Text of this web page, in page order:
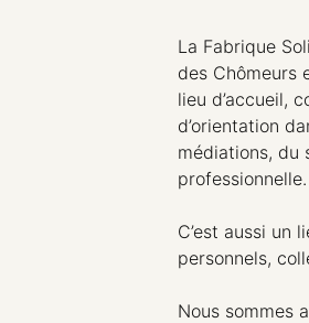
La Fabrique
des Chômeurs
lieu d’accueil,
d’orientation
médiations, du
professionnelle.
C’est aussi un
personnels,
Nous sommes